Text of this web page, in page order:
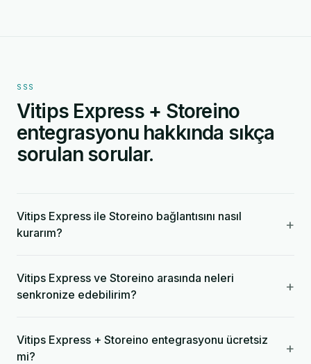
SSS
Vitips Express + Storeino
entegrasyonu hakkında sıkça
sorulan sorular.
Vitips Express ile Storeino bağlantısını nasıl
kurarım?
+
Vitips Express ve Storeino arasında neleri
senkronize edebilirim?
+
Vitips Express + Storeino entegrasyonu ücretsiz
mi?
+